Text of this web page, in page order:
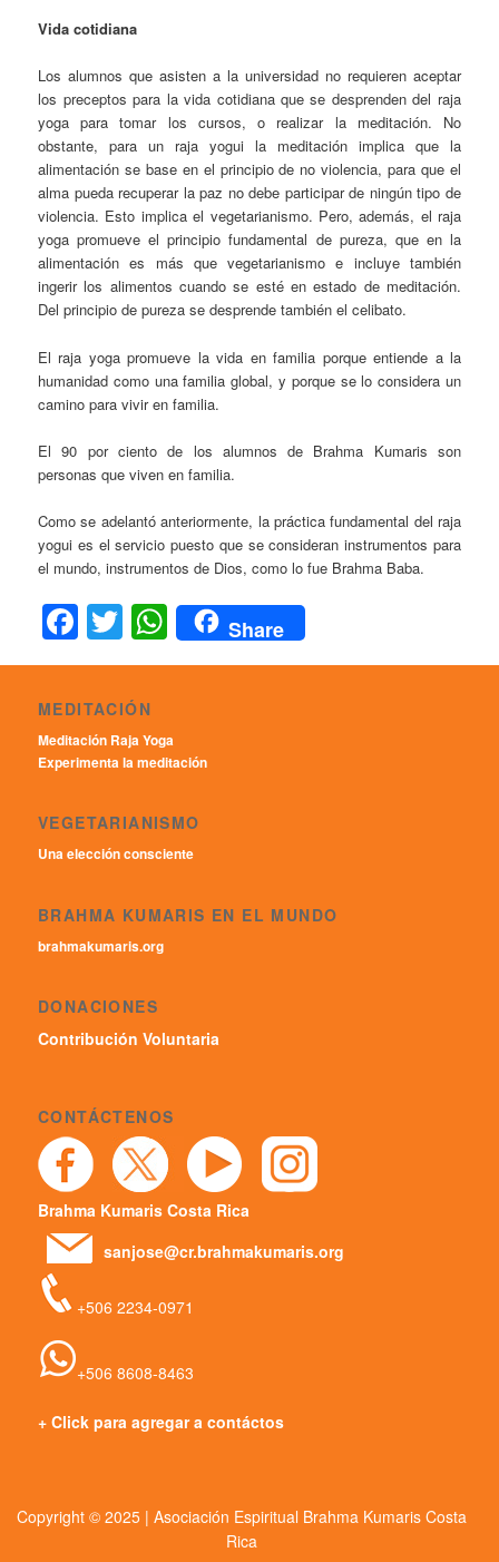
Vida cotidiana
Los alumnos que asisten a la universidad no requieren aceptar
los preceptos para la vida cotidiana que se desprenden del raja
yoga para tomar los cursos, o realizar la meditación. No
obstante, para un raja yogui la meditación implica que la
alimentación se base en el principio de no violencia, para que el
alma pueda recuperar la paz no debe participar de ningún tipo de
violencia. Esto implica el vegetarianismo. Pero, además, el raja
yoga promueve el principio fundamental de pureza, que en la
alimentación es más que vegetarianismo e incluye también
ingerir los alimentos cuando se esté en estado de meditación.
Del principio de pureza se desprende también el celibato.
El raja yoga promueve la vida en familia porque entiende a la
humanidad como una familia global, y porque se lo considera un
camino para vivir en familia.
El 90 por ciento de los alumnos de Brahma Kumaris son
personas que viven en familia.
Como se adelantó anteriormente, la práctica fundamental del raja
yogui es el servicio puesto que se consideran instrumentos para
el mundo, instrumentos de Dios, como lo fue Brahma Baba.
Facebook
Twitter
WhatsApp
Share
MEDITACIÓN
Meditación Raja Yoga
Experimenta la meditación
VEGETARIANISMO
Una elección consciente
BRAHMA KUMARIS EN EL MUNDO
brahmakumaris.org
DONACIONES
Contribución Voluntaria
CONTÁCTENOS
Brahma Kumaris Costa Rica
sanjose@cr.brahmakumaris.org
+506 2234-0971
+506 8608-8463
+ Click para agregar a contáctos
Copyright © 2025 | Asociación Espiritual Brahma Kumaris Costa
Rica